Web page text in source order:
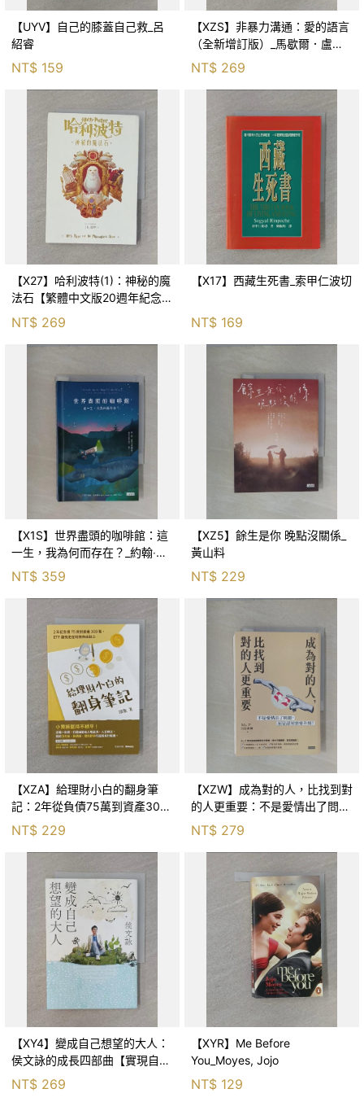
【UYV】自己的膝蓋自己救_呂
紹睿
NT$ 159
【XZS】非暴力溝通：愛的語言
（全新增訂版）_馬歇爾．盧森
堡, 蕭寶森
NT$ 269
【X27】哈利波特(1)：神秘的魔
法石【繁體中文版20週年紀念】
NT$ 269
【X17】西藏生死書_索甲仁波切
NT$ 169
【X1S】世界盡頭的咖啡館：這
一生，我為何而存在？_約翰‧史
崔勒基, Elsa
NT$ 359
【XZ5】餘生是你 晚點沒關係_
黃山料
NT$ 229
【XZA】給理財小白的翻身筆
記：2年從負債75萬到資產300
萬，ETF讓我走在財務自由路上_
鐵蛋
NT$ 229
【XZW】成為對的人，比找到對
的人更重要：不是愛情出了問
題，而是認知需要升級！_Mr. P
NT$ 279
【XY4】變成自己想望的大人：
侯文詠的成長四部曲【實現自
己】_侯文詠
NT$ 269
【XYR】Me Before
You_Moyes, Jojo
NT$ 129